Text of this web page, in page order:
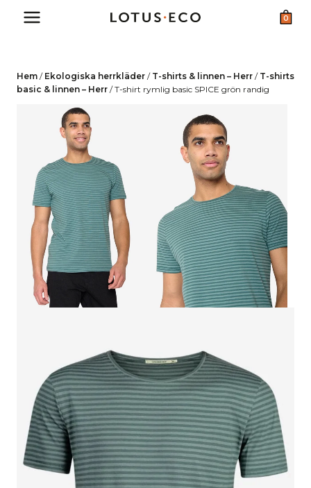
0
Hem / Ekologiska herrkläder / T-shirts & linnen – Herr / T-shirts
basic & linnen – Herr /T-shirt rymlig basic SPICE grön randig